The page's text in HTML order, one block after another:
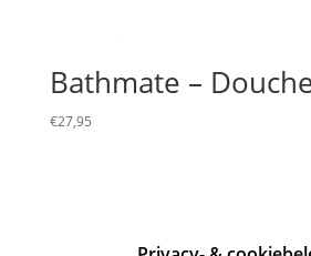
Bathmate –
€27,95